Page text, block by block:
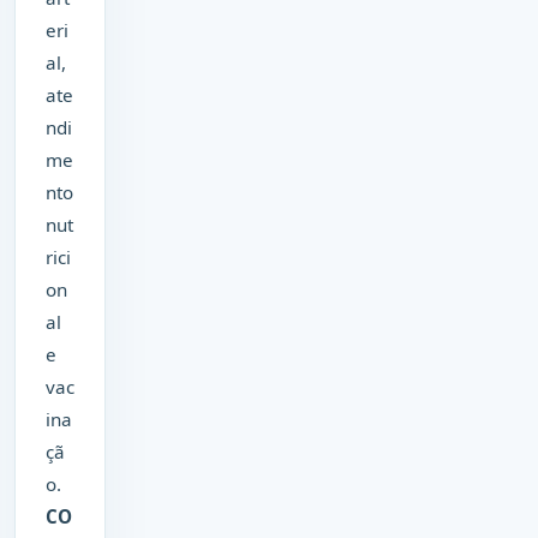
eri
al,
ate
ndi
me
nto
nut
rici
on
al
e
vac
ina
çã
o.
CO